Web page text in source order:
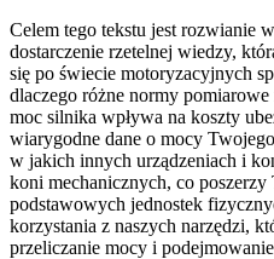
Celem tego tekstu jest rozwianie
dostarczenie rzetelnej wiedzy,
się po świecie motoryzacyjnych
dlaczego różne normy
moc silnika wpływa na koszty
wiarygodne dane o mocy
w jakich innych urządzeniach i
koni mechanicznych, co
podstawowych jednostek
korzystania z naszych narzędzi,
przeliczanie mocy i